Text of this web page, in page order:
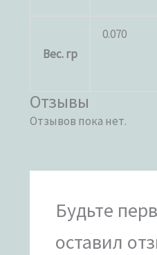
Вес. гр
0.070
Отзывы
Отзывов пока нет.
Будьте
оставил